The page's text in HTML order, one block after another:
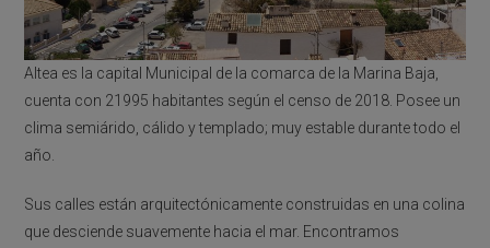
Altea es la capital Municipal de la comarca de la Marina Baja,
cuenta con 21995 habitantes según el censo de 2018. Posee un
clima semiárido, cálido y templado; muy estable durante todo el
año.
Sus calles están arquitectónicamente construidas en una colina
que desciende suavemente hacia el mar. Encontramos